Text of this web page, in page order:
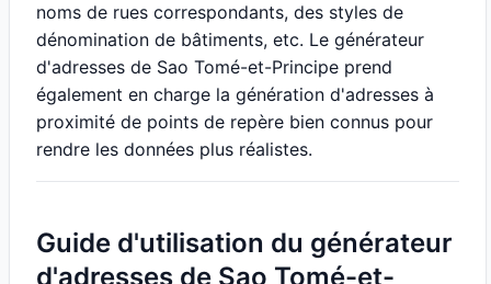
noms de rues correspondants, des styles de
dénomination de bâtiments, etc. Le générateur
d'adresses de Sao Tomé-et-Principe prend
également en charge la génération d'adresses à
proximité de points de repère bien connus pour
rendre les données plus réalistes.
Guide d'utilisation du générateur
d'adresses de Sao Tomé-et-